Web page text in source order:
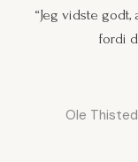
“Jeg vidste
fordi
Ole